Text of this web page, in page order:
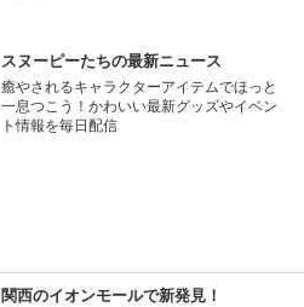
スヌーピーたちの最新ニュース
癒やされるキャラクターアイテムでほっと
一息つこう！かわいい最新グッズやイベン
ト情報を毎日配信
関西のイオンモールで新発見！